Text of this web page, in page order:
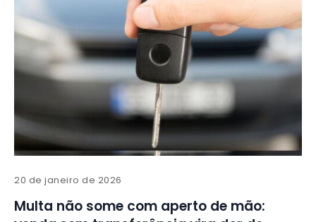
20 de janeiro de 2026
Multa não some com aperto de mão: